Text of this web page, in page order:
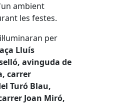
ambient
les festes.
per
Lluís
avinguda de
carrer
Turó Blau,
Joan Miró,